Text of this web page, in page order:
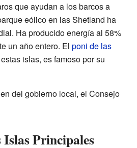
que ayudan a los barcos a
eólico en las Shetland ha
Ha producido energía al 58%
un año entero. El poni de las
islas, es famoso por su
del gobierno local, el Consejo
Principales